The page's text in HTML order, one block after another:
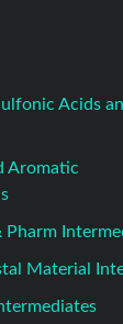
Acids
Aromatic
Pharm
Material